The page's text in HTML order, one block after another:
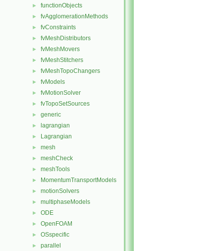
► functionObjects
► fvAgglomerationMethods
► fvConstraints
► fvMeshDistributors
► fvMeshMovers
► fvMeshStitchers
► fvMeshTopoChangers
► fvModels
► fvMotionSolver
► fvTopoSetSources
► generic
► lagrangian
► Lagrangian
► mesh
► meshCheck
► meshTools
► MomentumTransportModels
► motionSolvers
► multiphaseModels
► ODE
► OpenFOAM
► OSspecific
► parallel